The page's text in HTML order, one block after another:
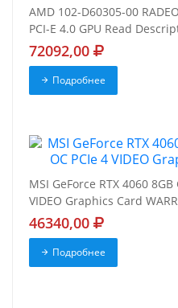
AMD 102-D60305-00
PCI-E 4.0 GPU Read
72092,00
Подробнее
MSI GeForce RTX 4060 8GB
VIDEO Graphics Card
46340,00
Подробнее